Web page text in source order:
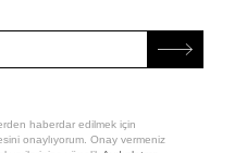
haberdar edilmek için
onaylıyorum. Onay vermeniz